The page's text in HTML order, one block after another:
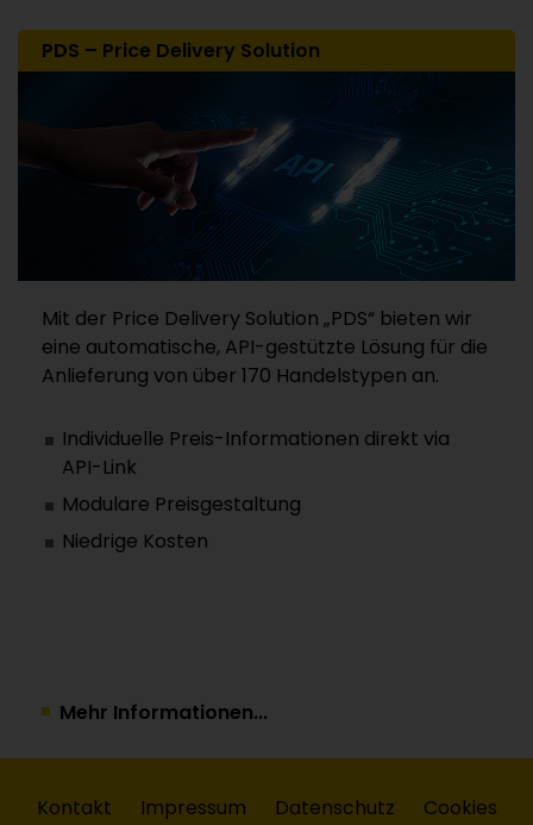
PDS – Price Delivery Solution
Mit der Price Delivery Solution „PDS“ bieten wir
eine automatische, API-gestützte Lösung für die
Anlieferung von über 170 Handelstypen an.
Individuelle Preis-Informationen direkt via
API-Link
Modulare Preisgestaltung
Niedrige Kosten
Mehr Informationen...
Kontakt Impressum Datenschutz Cookies